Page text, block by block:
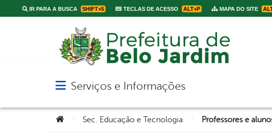
IR PARA A BUSCA SHIFT+5 TECLAS DE ACESSO ALT+P MAPA DO SITE
Abrir menu principal de navegação
Serviços e Informações
Você está aqui:Sec. Educação e Tecnologia